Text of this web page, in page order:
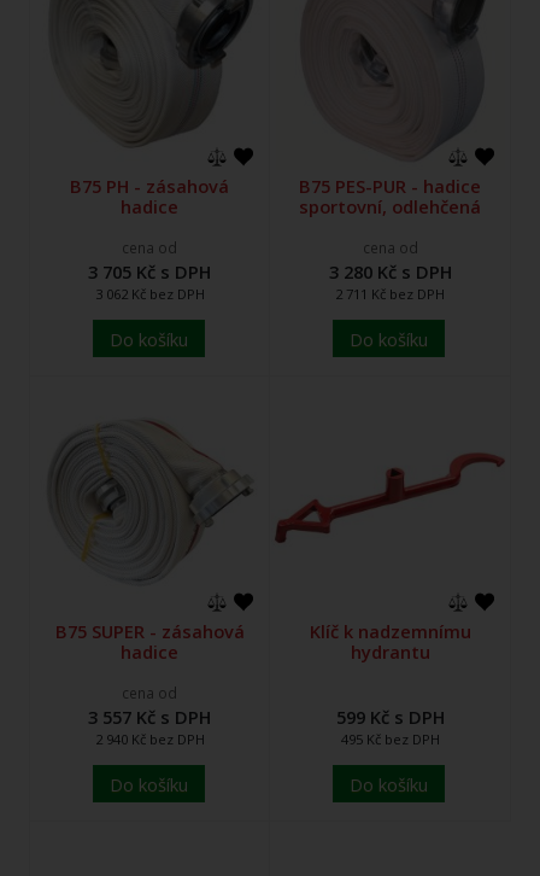
B75 PH - zásahová
hadice
cena od
3 705 Kč s DPH
3 062 Kč bez DPH
Do košíku
B75 PES-PUR - hadice
sportovní, odlehčená
cena od
3 280 Kč s DPH
2 711 Kč bez DPH
Do košíku
B75 SUPER - zásahová
hadice
cena od
3 557 Kč s DPH
2 940 Kč bez DPH
Do košíku
Klíč k nadzemnímu
hydrantu
599 Kč s DPH
495 Kč bez DPH
Do košíku